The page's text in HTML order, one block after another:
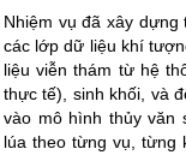
Nhiệm vụ đã xây
các lớp dữ liệu khí
liệu viễn thám từ hệ
thực tế), sinh khối, và
vào mô hình thủy văn
lúa theo từng vụ, từng